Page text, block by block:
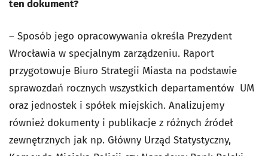
ten dokument?
– Sposób jego opracowywania określa Prezydent
Wrocławia w specjalnym zarządzeniu. Raport
przygotowuje Biuro Strategii Miasta na podstawie
sprawozdań rocznych wszystkich departamentów UM
oraz jednostek i spółek miejskich. Analizujemy
również dokumenty i publikacje z różnych źródeł
zewnętrznych jak np. Główny Urząd Statystyczny,